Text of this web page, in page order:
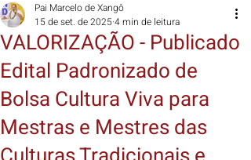
VALORIZAÇÃO - Publicado
Edital Padronizado de
Bolsa Cultura Viva para
Mestras e Mestres das
Pai Marcelo de Xangô
15 de set. de 20254 min de leitura